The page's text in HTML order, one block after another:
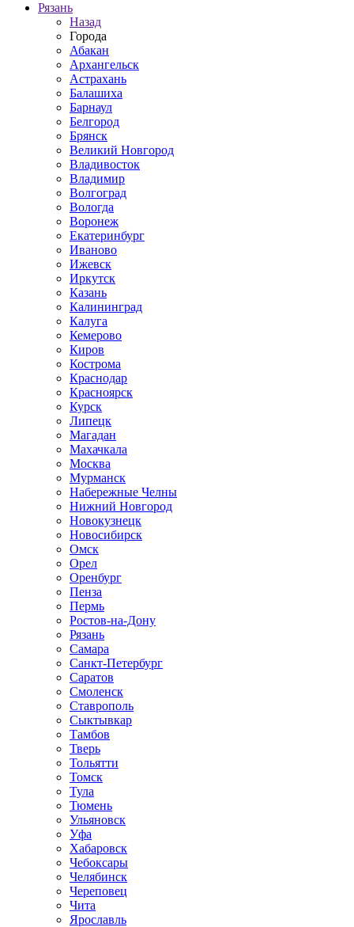
Рязань
Назад
Города
Абакан
Архангельск
Астрахань
Балашиха
Барнаул
Белгород
Брянск
Великий Новгород
Владивосток
Владимир
Волгоград
Вологда
Воронеж
Екатеринбург
Иваново
Ижевск
Иркутск
Казань
Калининград
Калуга
Кемерово
Киров
Кострома
Краснодар
Красноярск
Курск
Липецк
Магадан
Махачкала
Москва
Мурманск
Набережные Челны
Нижний Новгород
Новокузнецк
Новосибирск
Омск
Орел
Оренбург
Пенза
Пермь
Ростов-на-Дону
Рязань
Самара
Санкт-Петербург
Саратов
Смоленск
Ставрополь
Сыктывкар
Тамбов
Тверь
Тольятти
Томск
Тула
Тюмень
Ульяновск
Уфа
Хабаровск
Чебоксары
Челябинск
Череповец
Чита
Ярославль